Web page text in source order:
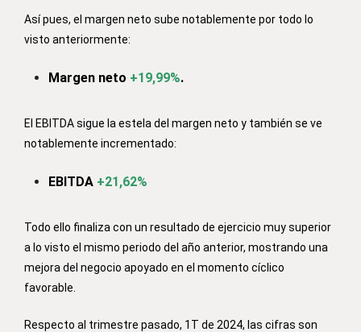
Así pues, el margen neto sube notablemente por todo lo
visto anteriormente:
Margen neto +19,99%.
El EBITDA sigue la estela del margen neto y también se ve
notablemente incrementado:
EBITDA +21,62%
Todo ello finaliza con un resultado de ejercicio muy superior
a lo visto el mismo periodo del año anterior, mostrando una
mejora del negocio apoyado en el momento cíclico
favorable.
Respecto al trimestre pasado, 1T de 2024, las cifras son